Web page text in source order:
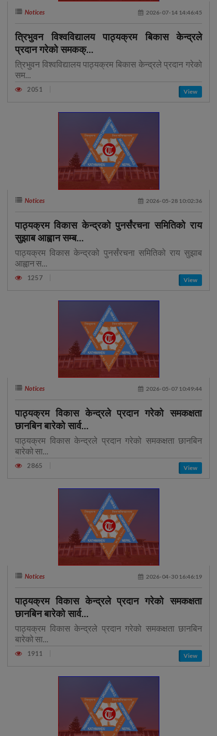
Notices 2026-07-14 14:46:45
त्रिभुवन विश्वविद्यालय पाठ्यक्रम बिकास केन्द्रले
प्रदान गरेको समकक्...
त्रिभुवन विश्वविद्यालय पाठ्यक्रम बिकास केन्द्रले प्रदान गरेको
सम...
2051 View
Notices 2026-05-28 10:02:36
पाठ्यक्रम विकास केन्द्रको पुनर्संरचना समितिको राय
सुझाब आह्वान सम्ब...
पाठ्यक्रम विकास केन्द्रको पुनर्संरचना समितिको राय सुझाब
आह्वान स...
1257 View
Notices 2026-05-07 10:49:44
पाठ्यक्रम विकास केन्द्रले प्रदान गरेको समकक्षता
छानबिन बारेको सार्व...
पाठ्यक्रम विकास केन्द्रले प्रदान गरेको समकक्षता छानबिन
बारेको सा...
2865 View
Notices 2026-04-30 16:46:19
पाठ्यक्रम विकास केन्द्रले प्रदान गरेको समकक्षता
छानबिन बारेको सार्व...
पाठ्यक्रम विकास केन्द्रले प्रदान गरेको समकक्षता छानबिन
बारेको सा...
1911 View